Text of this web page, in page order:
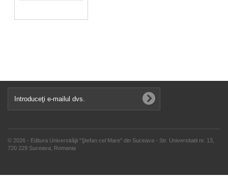
© 2026 - Editura Universităţii "Ştefan cel Mare" din Suceava - Str. Universitatii nr. 13,
720 229 Suceava, Romania